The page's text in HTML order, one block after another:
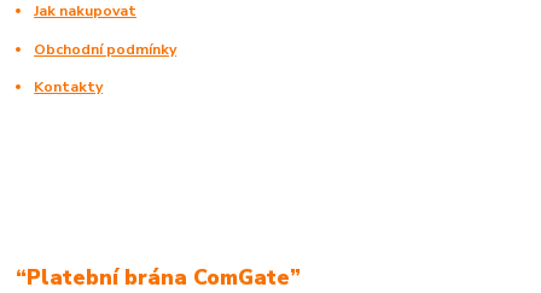
Jak nakupovat
Obchodní podmínky
Kontakty
“Platební brána ComGate”